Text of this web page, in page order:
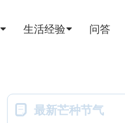
生活经验 问答
 最新芒种节气